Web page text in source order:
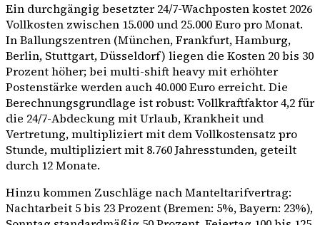
Ein durchgängig besetzter 24/7-Wachposten kostet 2026
Vollkosten zwischen 15.000 und 25.000 Euro pro Monat.
In Ballungszentren (München, Frankfurt, Hamburg,
Berlin, Stuttgart, Düsseldorf) liegen die Kosten 20 bis 30
Prozent höher; bei multi-shift heavy mit erhöhter
Postenstärke werden auch 40.000 Euro erreicht. Die
Berechnungsgrundlage ist robust: Vollkraftfaktor 4,2 für
die 24/7-Abdeckung mit Urlaub, Krankheit und
Vertretung, multipliziert mit dem Vollkostensatz pro
Stunde, multipliziert mit 8.760 Jahresstunden, geteilt
durch 12 Monate.
Hinzu kommen Zuschläge nach Manteltarifvertrag:
Nachtarbeit 5 bis 23 Prozent (Bremen: 5%, Bayern: 23%),